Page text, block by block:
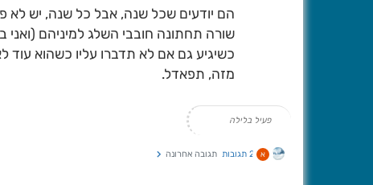
הם יודעים שכל שנה, אבל כל שנה, יש לא
שורה תחתונה חובבי השלג למיניהם
כשיגיע גם אם לא תדברו עליו כשהוא
מזה, תפאדל.
פעיל בלילה
א 2 תגובות תגובה אחרונה